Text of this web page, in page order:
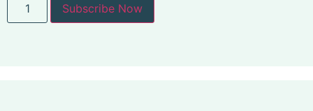
Subscribe Now